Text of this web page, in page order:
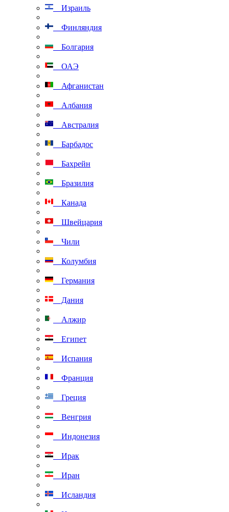
Израиль
Финляндия
Болгария
ОАЭ
Афганистан
Албания
Австралия
Барбадос
Бахрейн
Бразилия
Канада
Швейцария
Чили
Колумбия
Германия
Дания
Алжир
Египет
Испания
Франция
Греция
Венгрия
Индонезия
Ирак
Иран
Исландия